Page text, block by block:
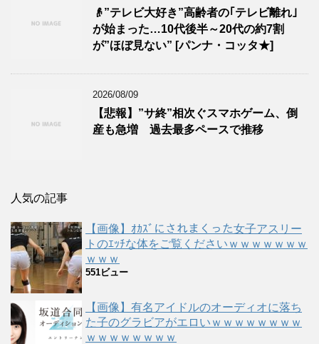
👴”テレビ大好き”高齢者の｢テレビ離れ｣
が始まった…10代後半～20代の約7割
が”ほぼ見ない” [パンナ・コッタ★]
2026/08/09
【悲報】”サ終”相次ぐスマホゲーム、倒
産も急増 過去最多ペースで推移
人気の記事
【画像】ｵｶｽﾞにされまくった女子アスリー
トのｴｯﾁな体をご覧くださいｗｗｗｗｗｗｗ
ｗｗｗ
551ビュー
【画像】有名アイドルのオーディオに落ち
た子のグラビアがエロいｗｗｗｗｗｗｗｗ
ｗｗｗｗｗｗｗｗ